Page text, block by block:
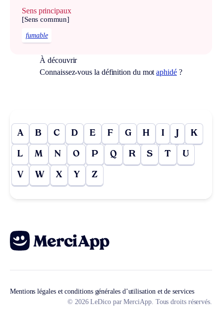
Sens principaux
[Sens commun]
fumable
À découvrir
Connaissez-vous la définition du motaphidé?
A B C D E F G H I J K
L M N O P Q R S T U
V W X Y Z
Mentions légales et conditions générales d’utilisation et de services
© 2026 LeDico par MerciApp. Tous droits réservés.